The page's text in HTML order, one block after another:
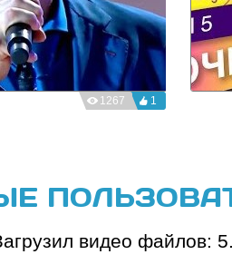
1
1267
видео файлов: